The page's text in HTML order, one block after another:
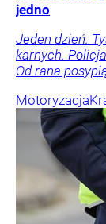
jedno
Jeden dzień.
karnych.
Od rana
Motoryzacja